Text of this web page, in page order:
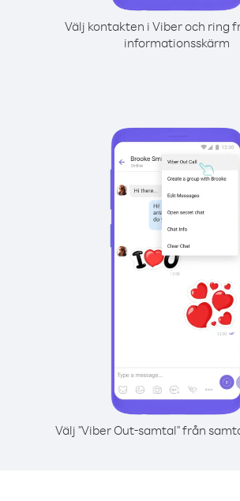
Välj kontakten i Viber och ring
informationsskärm
Välj "Viber Out-samtal" från